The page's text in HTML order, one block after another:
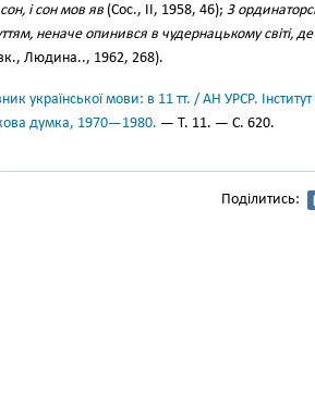
і сон мов яв (Сос., II, 1958, 46); З
неначе опинився в чудернацькому світі,
Людина.., 1962, 268).
української мови: в 11 тт. / АН УРСР.
думка, 1970—1980. — Т. 11. — С. 620.
Поділитись: